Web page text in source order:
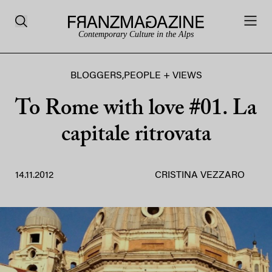
Contemporary Culture in the Alps
BLOGGERS,PEOPLE + VIEWS
To Rome with love #01. La
capitale ritrovata
14.11.2012 CRISTINA VEZZARO